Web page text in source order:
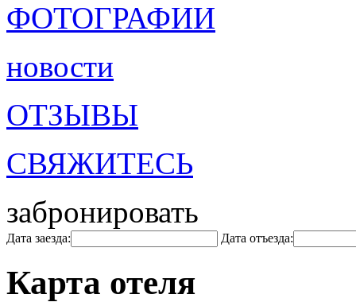
ФОТОГРАФИИ
новости
ОТЗЫВЫ
СВЯЖИТЕСЬ
забронировать
Дата заезда: Дата отъезда:
Карта отеля